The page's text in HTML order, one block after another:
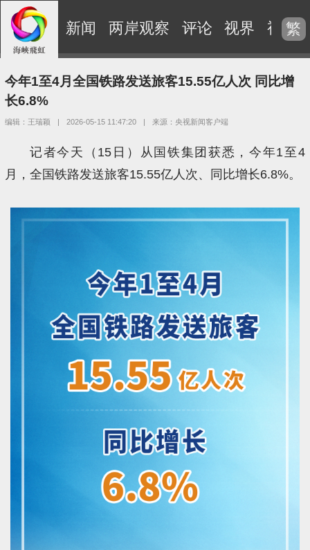
新闻 两岸观察 评论 视界 视频
繁
今年1至4月全国铁路发送旅客15.55亿人次 同比增
长6.8%
编辑：王瑞颖 | 2026-05-15 11:47:20 | 来源：央视新闻客户端
记者今天（15日）从国铁集团获悉，今年1至4
月，全国铁路发送旅客15.55亿人次、同比增长6.8%。